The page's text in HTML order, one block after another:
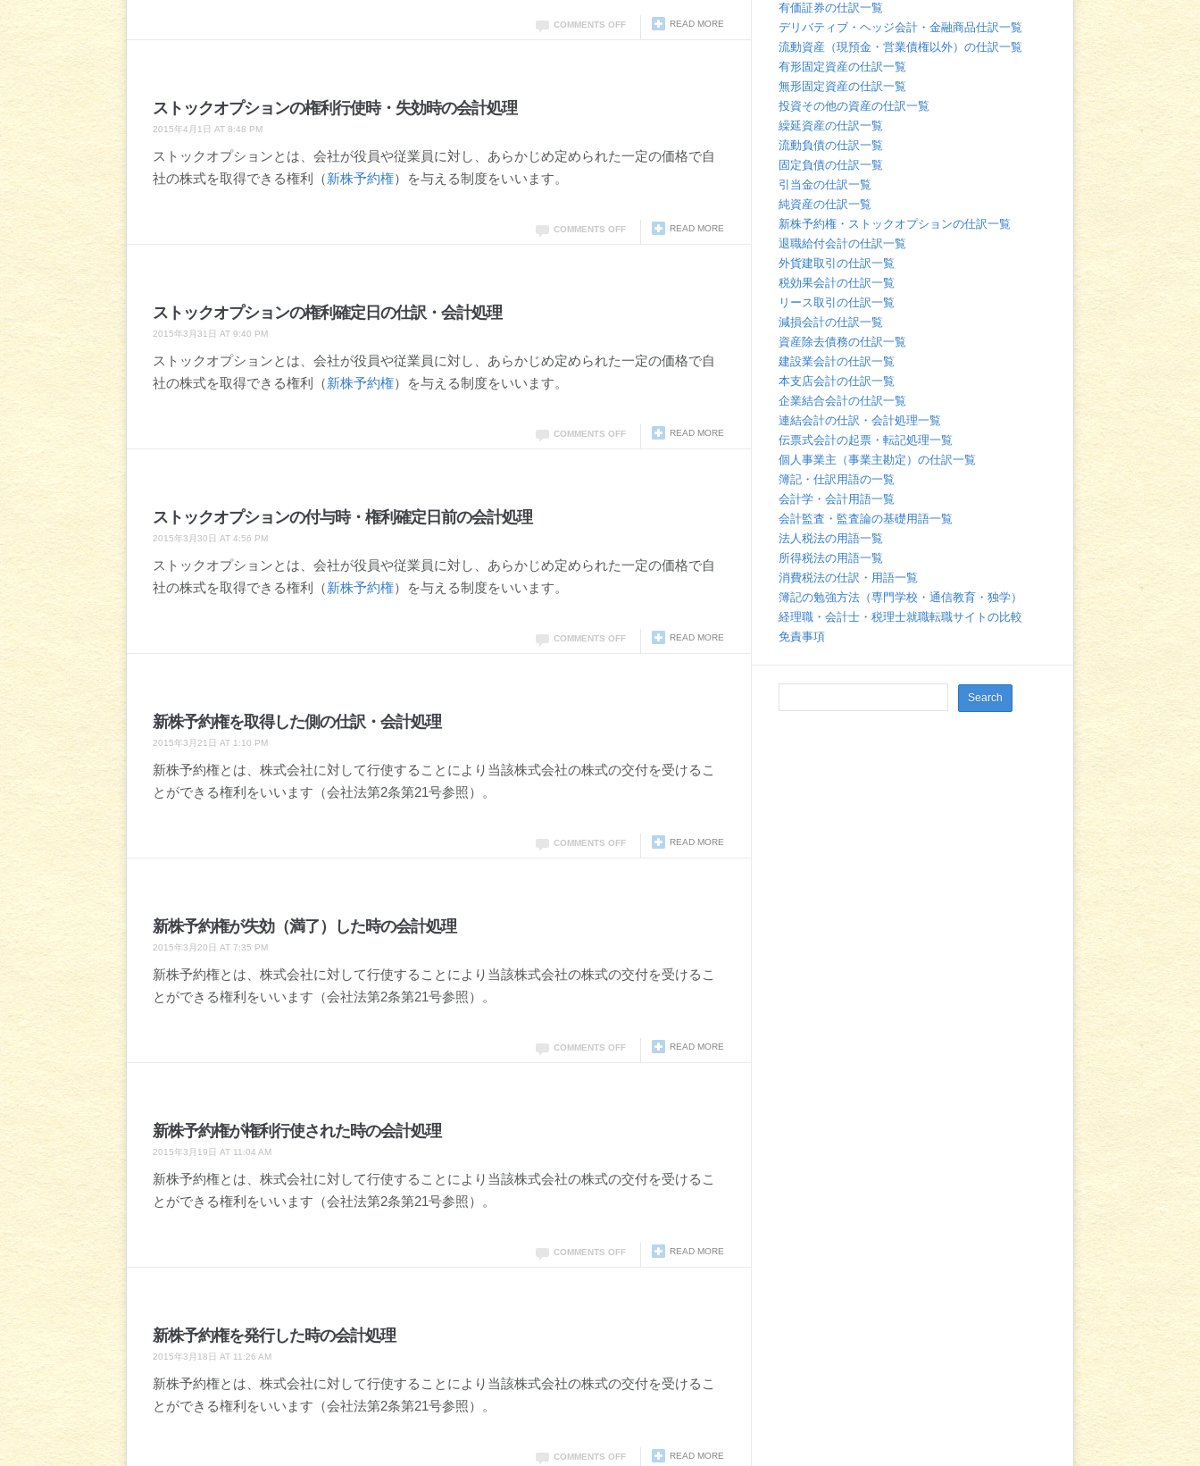
READ MORE
COMMENTS OFF
ストックオプションの権利行使時・失効時の会計処理
2015年4月1日 AT 8:48 PM
ストックオプションとは、会社が役員や従業員に対し、あらかじめ定められた一定の価格で自
社の株式を取得できる権利（新株予約権）を与える制度をいいます。
READ MORE
COMMENTS OFF
ストックオプションの権利確定日の仕訳・会計処理
2015年3月31日 AT 9:40 PM
ストックオプションとは、会社が役員や従業員に対し、あらかじめ定められた一定の価格で自
社の株式を取得できる権利（新株予約権）を与える制度をいいます。
READ MORE
COMMENTS OFF
ストックオプションの付与時・権利確定日前の会計処理
2015年3月30日 AT 4:56 PM
ストックオプションとは、会社が役員や従業員に対し、あらかじめ定められた一定の価格で自
社の株式を取得できる権利（新株予約権）を与える制度をいいます。
READ MORE
COMMENTS OFF
新株予約権を取得した側の仕訳・会計処理
2015年3月21日 AT 1:10 PM
新株予約権とは、株式会社に対して行使することにより当該株式会社の株式の交付を受けるこ
とができる権利をいいます（会社法第2条第21号参照）。
READ MORE
COMMENTS OFF
新株予約権が失効（満了）した時の会計処理
2015年3月20日 AT 7:35 PM
新株予約権とは、株式会社に対して行使することにより当該株式会社の株式の交付を受けるこ
とができる権利をいいます（会社法第2条第21号参照）。
READ MORE
COMMENTS OFF
新株予約権が権利行使された時の会計処理
2015年3月19日 AT 11:04 AM
新株予約権とは、株式会社に対して行使することにより当該株式会社の株式の交付を受けるこ
とができる権利をいいます（会社法第2条第21号参照）。
READ MORE
COMMENTS OFF
新株予約権を発行した時の会計処理
2015年3月18日 AT 11:26 AM
新株予約権とは、株式会社に対して行使することにより当該株式会社の株式の交付を受けるこ
とができる権利をいいます（会社法第2条第21号参照）。
READ MORE
COMMENTS OFF
有価証券の仕訳一覧
デリバティブ・ヘッジ会計・金融商品仕訳一覧
流動資産（現預金・営業債権以外）の仕訳一覧
有形固定資産の仕訳一覧
無形固定資産の仕訳一覧
投資その他の資産の仕訳一覧
繰延資産の仕訳一覧
流動負債の仕訳一覧
固定負債の仕訳一覧
引当金の仕訳一覧
純資産の仕訳一覧
新株予約権・ストックオプションの仕訳一覧
退職給付会計の仕訳一覧
外貨建取引の仕訳一覧
税効果会計の仕訳一覧
リース取引の仕訳一覧
減損会計の仕訳一覧
資産除去債務の仕訳一覧
建設業会計の仕訳一覧
本支店会計の仕訳一覧
企業結合会計の仕訳一覧
連結会計の仕訳・会計処理一覧
伝票式会計の起票・転記処理一覧
個人事業主（事業主勘定）の仕訳一覧
簿記・仕訳用語の一覧
会計学・会計用語一覧
会計監査・監査論の基礎用語一覧
法人税法の用語一覧
所得税法の用語一覧
消費税法の仕訳・用語一覧
簿記の勉強方法（専門学校・通信教育・独学）
経理職・会計士・税理士就職転職サイトの比較
免責事項